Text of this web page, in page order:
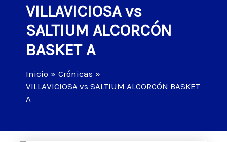
VILLAVICIOSA vs
SALTIUM ALCORCÓN
BASKET A
Inicio
Crónicas
VILLAVICIOSA vs SALTIUM ALCORCÓN BASKET
A